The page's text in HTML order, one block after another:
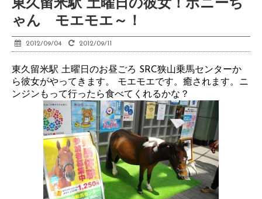
東久留米駅 土曜日の彼女！ポニーち
ゃん モエモエ～！
2012/09/04 2012/09/11
東久留米駅 土曜日のお昼ごろ SRC狭山乗馬センターか
ら彼女がやってきます。 モエモエです。癒されます。ニ
ンジンもって行ったら食べてくれるかな？